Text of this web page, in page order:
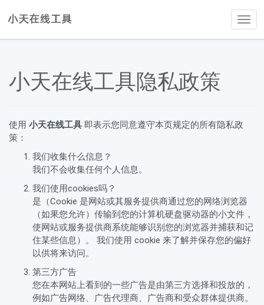
小天在线工具隐私政策
使用 小天在线工具 即表示您同意遵守本页规定的所有隐私政
策：
我们收集什么信息？
我们不会收集任何个人信息。
我们使用cookies吗？
是（Cookie 是网站或其服务提供商通过您的网络浏览器
（如果您允许）传输到您的计算机硬盘驱动器的小文件，
使网站或服务提供商系统能够识别您的浏览器并捕获和记
住某些信息）。 我们使用 cookie 来了解并保存您的偏好
以供将来访问。
第三方广告
您在本网站上看到的一些广告是由第三方选择和投放的，
例如广告网络、广告代理商、广告商和受众群体提供商。